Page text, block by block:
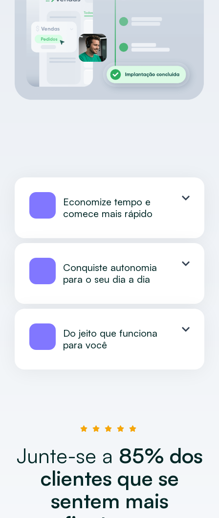
Economize tempo e
comece mais rápido
Conquiste autonomia
para o seu dia a dia
Do jeito que funciona
para você
Junte-se a 85% dos
clientes que se
sentem mais